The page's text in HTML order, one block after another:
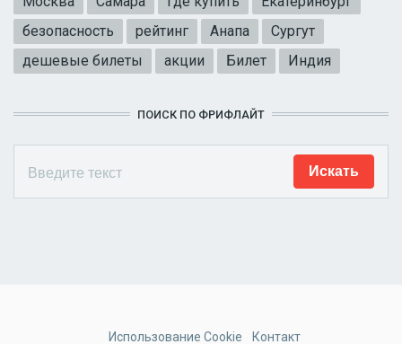
безопасность
рейтинг Анапа
Сургут
дешевые билеты
акции Билет Индия
ПОИСК ПО ФРИФЛАЙТ
Использование Cookie Контакт